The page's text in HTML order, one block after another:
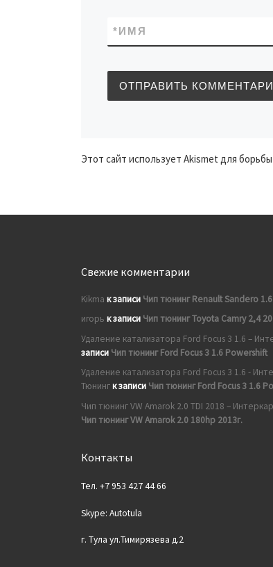
ИМЯ
*
Этот сайт использует Akismet для
Свежие комментарии
Kikma к записи Чип тюнинг Renault Sandero
игорь к записи Чип тюнинг Toyota Camry 2,4
Удаление катализатора Ford Focus 3 1.6 –
записи Чип тюнинг Ford Focus 3 1.6 Powershift
Удаление катализатора Ford Focus 3 1.6 -
Тюнингк записи Чип тюнинг Ford Focus 3 1.6
Чип тюнинг VW Amarok 2.0 TDI 2018 – Интеркар
Чип тюнинг VW Amarok 2.0 180hp 2013г.
Контакты
Тел. +7 953 427 44 66
Skype: Autotula
г. Тула ул.Тимирязева д.2